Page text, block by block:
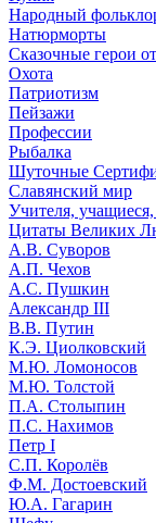
Народный
Натюрморты
Сказочные герои
Охота
Патриотизм
Пейзажи
Профессии
Рыбалка
Шуточные
Славянский мир
Учителя, учащиеся,
Цитаты Великих
А.В. Суворов
А.П. Чехов
А.С. Пушкин
Александр III
В.В. Путин
К.Э. Циолковский
М.Ю. Ломоносов
М.Ю. Толстой
П.А. Столыпин
П.С. Нахимов
Петр I
С.П. Королёв
Ф.М. Достоевский
Ю.А. Гагарин